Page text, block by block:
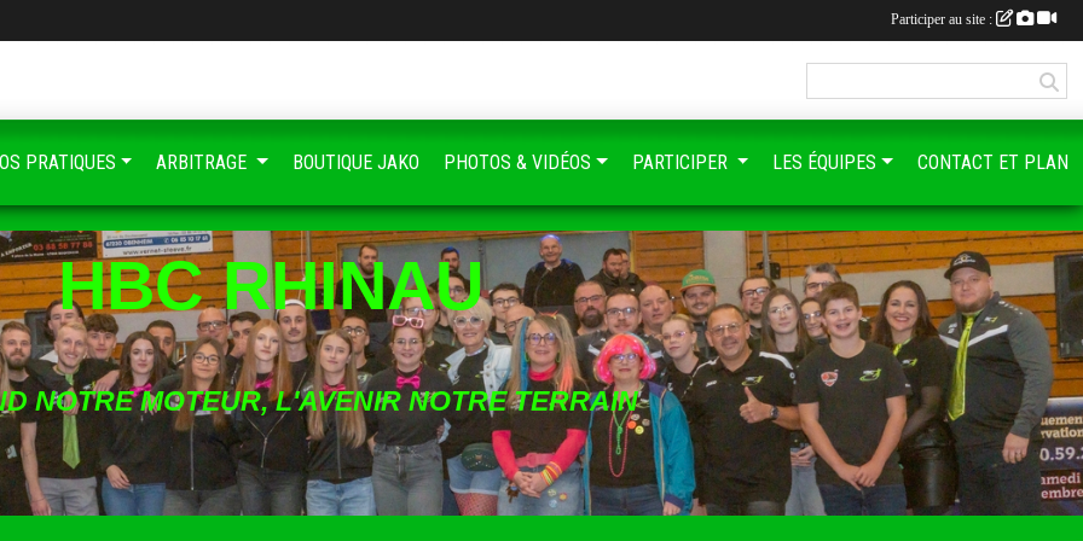
HBC RHINAU
NOTRE MOTEUR, L'AVENIR NOTRE TERRAIN
PRATIQUES ARBITRAGE BOUTIQUE JAKO PHOTOS & VIDÉOS PARTICIPER LES ÉQUIPES CONTACT ET PLAN
Participer au site :